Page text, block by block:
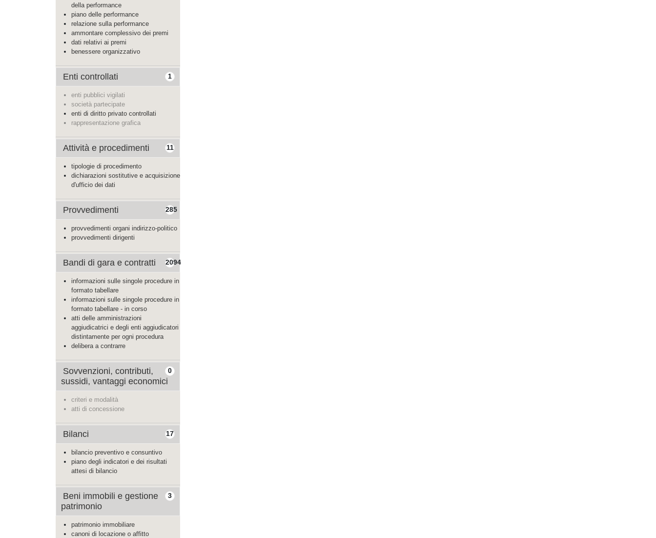
della performance
piano delle performance
relazione sulla performance
ammontare complessivo dei premi
dati relativi ai premi
benessere organizzativo
1
Enti controllati
enti pubblici vigilati
società partecipate
enti di diritto privato controllati
rappresentazione grafica
11
Attività e procedimenti
tipologie di procedimento
dichiarazioni sostitutive e acquisizione
d'ufficio dei dati
285
Provvedimenti
provvedimenti organi indirizzo-politico
provvedimenti dirigenti
2094
Bandi di gara e contratti
informazioni sulle singole procedure in
formato tabellare
informazioni sulle singole procedure in
formato tabellare - in corso
atti delle amministrazioni
aggiudicatrici e degli enti aggiudicatori
distintamente per ogni procedura
delibera a contrarre
0
Sovvenzioni, contributi,
sussidi, vantaggi economici
criteri e modalità
atti di concessione
17
Bilanci
bilancio preventivo e consuntivo
piano degli indicatori e dei risultati
attesi di bilancio
3
Beni immobili e gestione
patrimonio
patrimonio immobiliare
canoni di locazione o affitto